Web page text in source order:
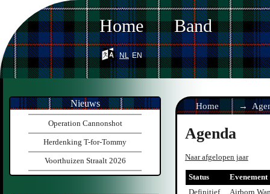
Home Band
nl en
Home
Agenda
Naar afgelopen jaar
Status
Evenement
Definitief
Airborn
Nieuws
Operation Cannonshot
Herdenking T-for-Tommy
Voorthuizen Straalt 2026